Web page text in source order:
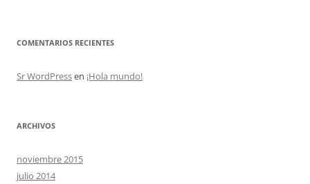
COMENTARIOS RECIENTES
Sr WordPressen ¡Hola mundo!
ARCHIVOS
noviembre 2015
julio 2014